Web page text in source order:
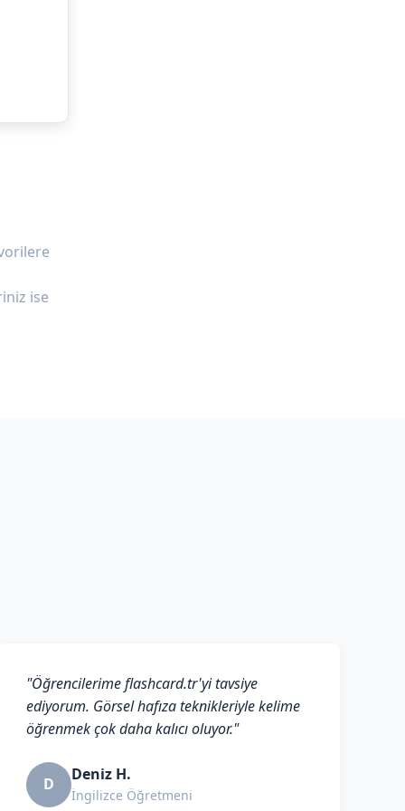
ise
"Öğrencilerime flashcard.tr'yi tavsiye
ediyorum. Görsel hafıza teknikleriyle kelime
öğrenmek çok daha kalıcı oluyor."
D Deniz H.
İngilizce Öğretmeni